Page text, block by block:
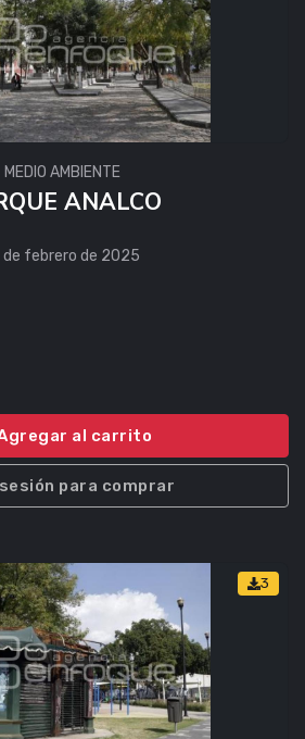
MEDIO AMBIENTE
ANALCO
de febrero de 2025
al carrito
para comprar
3